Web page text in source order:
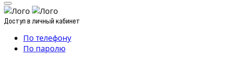
Доступ в личный кабинет
По телефону
По паролю